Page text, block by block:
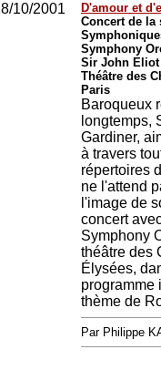
10/2001
D'amour et
Concert de la
Symphony
Sir John Eliot
Théâtre des
Paris
Baroqueux
longtemps,
Gardiner,
à travers
répertoires
ne l'attend
l'image de
concert
Symphony
théâtre des
Élysées,
programme
thème de
Par Philippe